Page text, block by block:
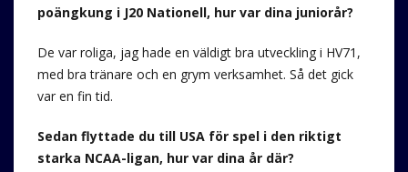
poängkung i J20 Nationell, hur var dina juniorår?
De var roliga, jag hade en väldigt bra utveckling i HV71,
med bra tränare och en grym verksamhet. Så det gick
var en fin tid.
Sedan flyttade du till USA för spel i den riktigt
starka NCAA-ligan, hur var dina år där?